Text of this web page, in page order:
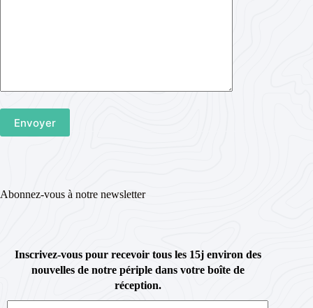
Abonnez-vous à notre newsletter
Inscrivez-vous pour recevoir tous les 15j environ des
nouvelles de notre périple dans votre boîte de
réception.